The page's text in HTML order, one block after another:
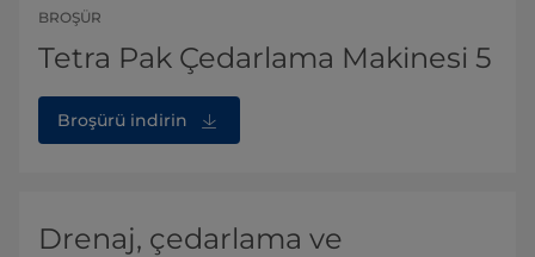
BROŞÜR
Tetra Pak Çedarlama Makinesi 5
Broşürü indirin
Drenaj, çedarlama ve